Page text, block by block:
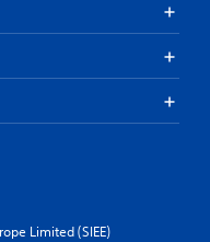
Limited (SIEE)